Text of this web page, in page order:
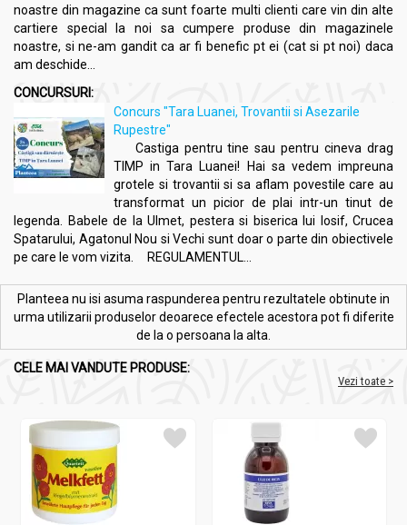
noastre din magazine ca sunt foarte multi clienti care vin din alte
cartiere special la noi sa cumpere produse din magazinele
noastre, si ne-am gandit ca ar fi benefic pt ei (cat si pt noi) daca
am deschide...
CONCURSURI:
Concurs "Tara Luanei, Trovantii si Asezarile
Rupestre"
Castiga pentru tine sau pentru cineva drag
TIMP in Tara Luanei! Hai sa vedem impreuna
grotele si trovantii si sa aflam povestile care au
transformat un picior de plai intr-un tinut de
legenda. Babele de la Ulmet, pestera si biserica lui Iosif, Crucea
Spatarului, Agatonul Nou si Vechi sunt doar o parte din obiectivele
pe care le vom vizita. REGULAMENTUL...
Planteea nu isi asuma raspunderea pentru rezultatele obtinute in
urma utilizarii produselor deoarece efectele acestora pot fi diferite
de la o persoana la alta.
CELE MAI VANDUTE PRODUSE:
Vezi toate >